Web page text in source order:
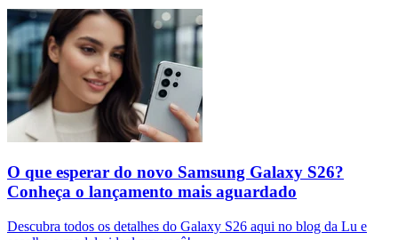
O que esperar do novo Samsung Galaxy S26?
Conheça o lançamento mais aguardado
Descubra todos os detalhes do Galaxy S26 aqui no blog da Lu e